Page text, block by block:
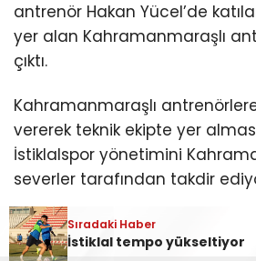
antrenör Hakan Yücel’de
yer alan Kahramanmaraşlı
çıktı.
Kahramanmaraşlı
vererek teknik ekipte yer
İstiklalspor yönetimini
severler tarafından takdir
İLGİNİZİÇEKEBİLİR
Sıradaki Haber
İstiklal tempo yükseltiyor